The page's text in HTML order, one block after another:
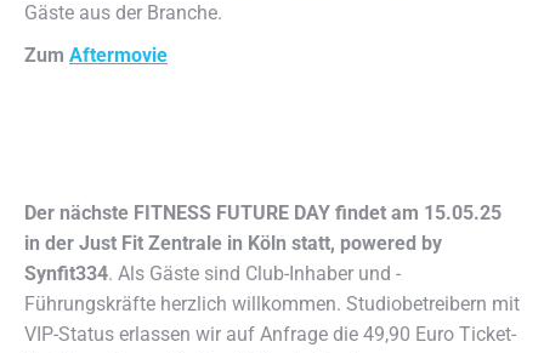
Gäste aus der Branche.
Zum Aftermovie
Der nächste FITNESS FUTURE DAY findet am 15.05.25
in der Just Fit Zentrale in Köln statt, powered by
Synfit334. Als Gäste sind Club-Inhaber und -
Führungskräfte herzlich willkommen. Studiobetreibern mit
VIP-Status erlassen wir auf Anfrage die 49,90 Euro Ticket-